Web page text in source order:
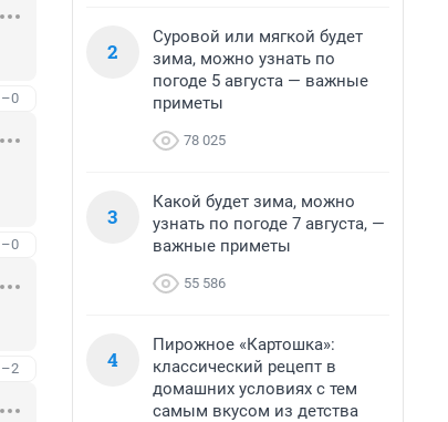
–0
–0
–2
2
Суровой или мягкой будет
зима, можно узнать по
погоде 5 августа — важные
приметы
78 025
3
Какой будет зима, можно
узнать по погоде 7 августа, —
важные приметы
55 586
4
Пирожное «Картошка»:
классический рецепт в
домашних условиях с тем
самым вкусом из детства